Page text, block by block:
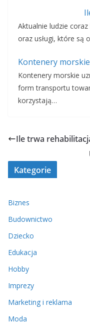
Aktualnie ludzie
oraz usługi, które są
Kontenery morskie
Kontenery morskie
form transportu
korzystają…
Ile trwa
Kategorie
Biznes
Budownictwo
Dziecko
Edukacja
Hobby
Imprezy
Marketing i reklama
Moda